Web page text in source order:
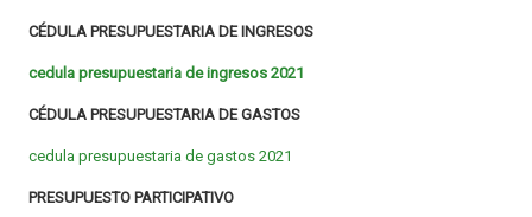
CÉDULA PRESUPUESTARIA DE INGRESOS
cedula presupuestaria de ingresos 2021
CÉDULA PRESUPUESTARIA DE GASTOS
cedula presupuestaria de gastos 2021
PRESUPUESTO PARTICIPATIVO